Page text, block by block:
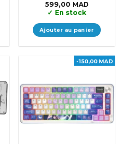
599,00 MAD
✓ En stock
Ajouter au panier
-150,00 MAD